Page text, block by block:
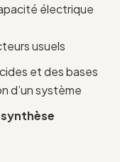
électrique
usuels
et des bases
d’un système